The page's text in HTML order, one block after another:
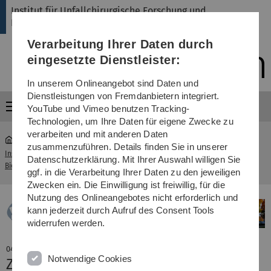
Direkt
Direkt
Direkt
(Sprache,
Drucken,
Media)
Direkt
Direkt
Institut für Unfallchirurgische Forschung und
Biomechanik
Menü
Institut für Unfallchirurgische Forschung und
Biomechanik
... Aktuelles
04. November 2024
Zwei wissenschaftliche Preise für M.
Verarbeitung Ihrer Daten durch
eingesetzte Dienstleister:
In unserem Onlineangebot sind Daten und
Dienstleistungen von Fremdanbietern integriert.
YouTube und Vimeo benutzen Tracking-
Technologien, um Ihre Daten für eigene Zwecke zu
verarbeiten und mit anderen Daten
zusammenzuführen. Details finden Sie in unserer
Datenschutzerklärung. Mit Ihrer Auswahl willigen Sie
ggf. in die Verarbeitung Ihrer Daten zu den jeweiligen
Zwecken ein. Die Einwilligung ist freiwillig, für die
Nutzung des Onlineangebotes nicht erforderlich und
kann jederzeit durch Aufruf des Consent Tools
widerrufen werden.
Notwendige Cookies